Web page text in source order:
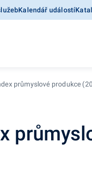
Kalendář událostí
průmyslové produkce